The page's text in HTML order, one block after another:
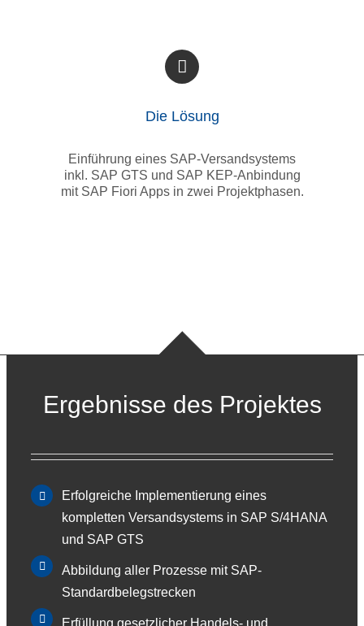
Die Lösung
Einführung eines SAP-Versandsystems
inkl. SAP GTS und SAP KEP-Anbindung
mit SAP Fiori Apps in zwei Projektphasen.
Ergebnisse des Projektes
Erfolgreiche Implementierung eines
kompletten Versandsystems in SAP S/4HANA
und SAP GTS
Abbildung aller Prozesse mit SAP-
Standardbelegstrecken